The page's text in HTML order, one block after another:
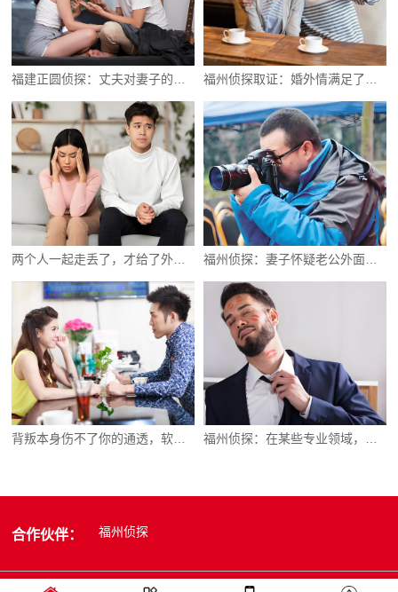
福建正圆侦探：丈夫对妻子的意见越大就易变心 福州侦探取证：婚外情满足了需求，也尝到了甜头
福州侦探：妻子怀疑老公外面有女人怎么办
合作伙伴： 福州侦探